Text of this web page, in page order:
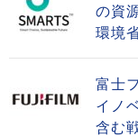
の資
環境
富士
イノ
含む